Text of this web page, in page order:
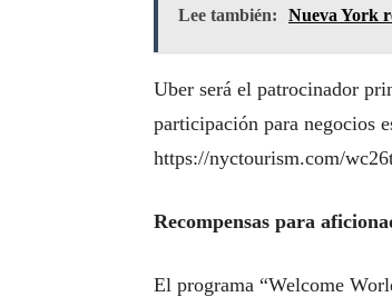
Lee también: Nueva York
Uber será el patrocinador
participación para negocios
https://nyctourism.com/
Recompensas para
El programa “Welcome